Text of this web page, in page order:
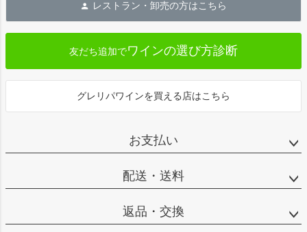
へ
レストラン・卸売の方はこちら
友だち追加でワインの選び方診断
グレリパワインを買える店はこちら
お支払い
配送・送料
返品・交換